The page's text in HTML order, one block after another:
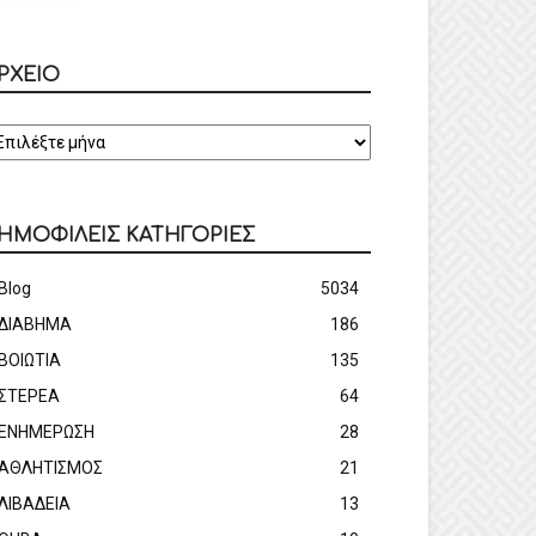
ΚΑΤΗΓΟΡΙΕΣ
Blog
5034
186
ΒΟΙΩΤΙΑ
135
64
ΕΝΗΜΕΡΩΣΗ
28
21
13